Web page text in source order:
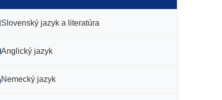
Slovenský jazyk a literatúra
Anglický jazyk
Nemecký jazyk